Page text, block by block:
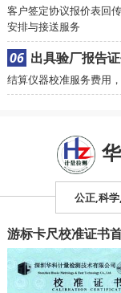
客户签定协议报价表回
安排与接送服务
06 出具验厂报告
结算仪器校准服务费用
公正,科
游标卡尺校准证书